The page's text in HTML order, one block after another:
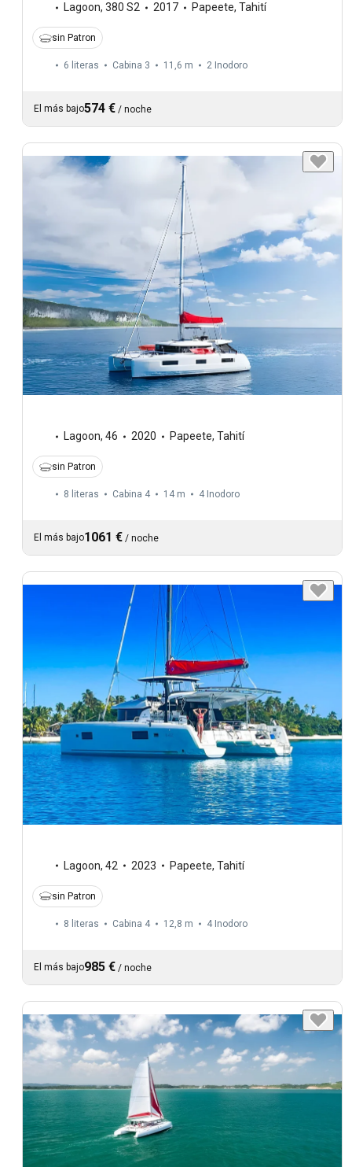
Lagoon, 380 S2 2017 Papeete, Tahití
sin Patron
6 literas Cabina 3 11,6 m 2 Inodoro
El más bajo574 € / noche
Lagoon, 46 2020 Papeete, Tahití
sin Patron
8 literas Cabina 4 14 m 4 Inodoro
El más bajo1061 € / noche
Lagoon, 42 2023 Papeete, Tahití
sin Patron
8 literas Cabina 4 12,8 m 4 Inodoro
El más bajo985 € / noche